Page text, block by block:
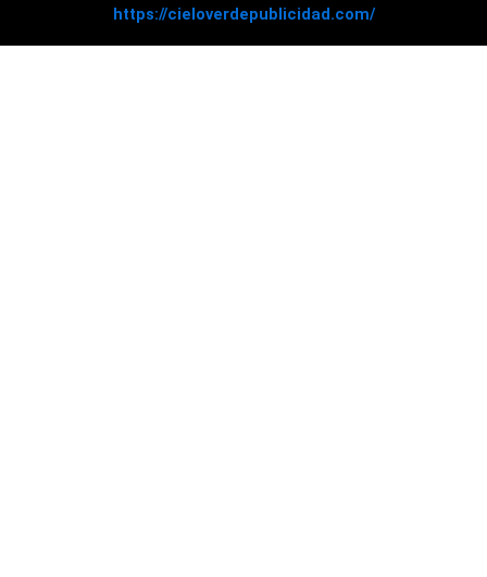
https://cieloverdepublicidad.com/